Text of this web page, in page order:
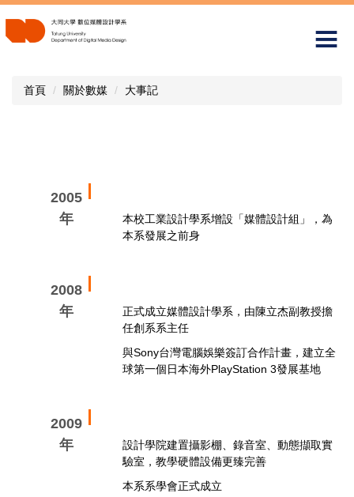
主
首頁 關於數媒 大事記
2005
年
本校工業設計學系增設「媒體設計組」，為
本系發展之前身
2008
年
正式成立媒體設計學系，由陳立杰副教授擔
任創系系主任
與Sony台灣電腦娛樂簽訂合作計畫，建立全
球第一個日本海外PlayStation 3發展基地
2009
年
設計學院建置攝影棚、錄音室、動態擷取實
驗室，教學硬體設備更臻完善
本系系學會正式成立